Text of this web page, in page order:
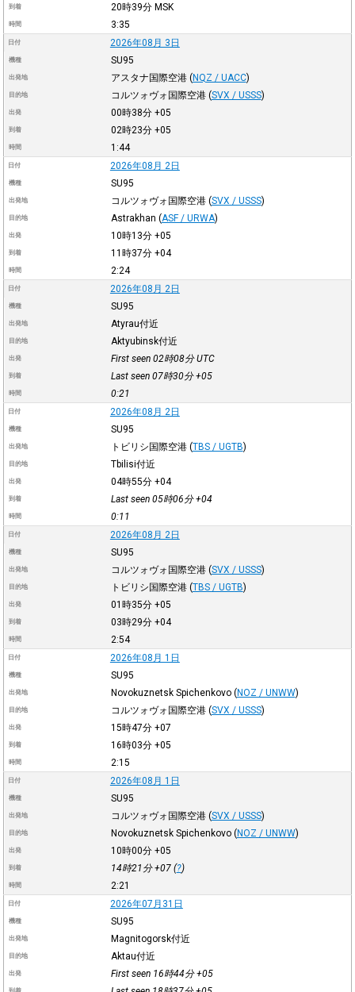
到着 20時39分 MSK
時間 3:35
日付 2026年08月 3日
機種 SU95
出発地 アスタナ国際空港 (NQZ / UACC)
目的地 コルツォヴォ国際空港 (SVX / USSS)
出発 00時38分 +05
到着 02時23分 +05
時間 1:44
日付 2026年08月 2日
機種 SU95
出発地 コルツォヴォ国際空港 (SVX / USSS)
目的地 Astrakhan (ASF / URWA)
出発 10時13分 +05
到着 11時37分 +04
時間 2:24
日付 2026年08月 2日
機種 SU95
出発地 Atyrau付近
目的地 Aktyubinsk付近
出発 First seen 02時08分UTC
到着 Last seen 07時30分+05
時間 0:21
日付 2026年08月 2日
機種 SU95
出発地 トビリシ国際空港 (TBS / UGTB)
目的地 Tbilisi付近
出発 04時55分 +04
到着 Last seen 05時06分+04
時間 0:11
日付 2026年08月 2日
機種 SU95
出発地 コルツォヴォ国際空港 (SVX / USSS)
目的地 トビリシ国際空港 (TBS / UGTB)
出発 01時35分 +05
到着 03時29分 +04
時間 2:54
日付 2026年08月 1日
機種 SU95
出発地 Novokuznetsk Spichenkovo (NOZ / UNWW)
目的地 コルツォヴォ国際空港 (SVX / USSS)
出発 15時47分 +07
到着 16時03分 +05
時間 2:15
日付 2026年08月 1日
機種 SU95
出発地 コルツォヴォ国際空港 (SVX / USSS)
目的地 Novokuznetsk Spichenkovo (NOZ / UNWW)
出発 10時00分 +05
到着 14時21分+07(?)
時間 2:21
日付 2026年07月31日
機種 SU95
出発地 Magnitogorsk付近
目的地 Aktau付近
出発 First seen 16時44分+05